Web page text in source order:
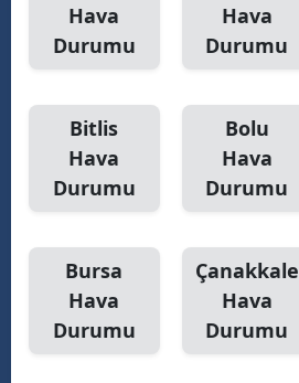
Hava
Durumu
Hava
Durumu
Bitlis
Hava
Durumu
Bolu
Hava
Durumu
Bursa
Hava
Durumu
Çanakkale
Hava
Durumu